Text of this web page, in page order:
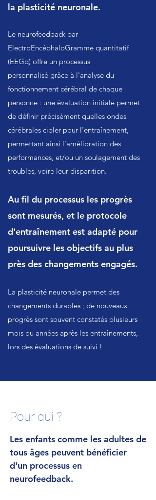
la plasticité neuronale.
Le neurofeedback par
ElectroEncéphaloGramme quantitatif
(EEGq) offre un processus
personnalisé grâce à l'analyse du
fonctionnement cérébral de chaque
personne : une évaluation initiale permet
de définir précisément quelles ondes
cérébrales cibler pour l'entraînement,
permettant ainsi l'amélioration des
performances, et/ou un soulagement des
troubles, voire leur disparition.
Au fil du processus les progrès
sont mesurés, et le protocole
d'entraînement est adapté pour
poursuivre les objectifs au plus
près des changements engagés.
La plasticité neuronale permet des
changements durables ; de nouveaux
progrès sont souvent constatés plusieurs
mois ou années après les entraînements,
lors des évaluations de suivi !
Pour qui ?
Les enfants comme les adultes de
tous âges peuvent bénéficier
d'un processus en
neurofeedback.